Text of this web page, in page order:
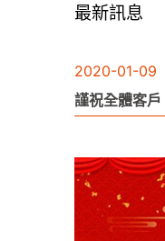
最新訊息
2020-01-09
謹祝全體客